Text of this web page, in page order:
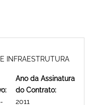
INFRAESTRUTURA
Ano da Assinatura
do Contrato:
2011